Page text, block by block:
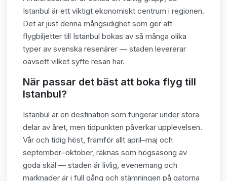
Istanbul är ett viktigt ekonomiskt centrum i regionen.
Det är just denna mångsidighet som gör att
flygbiljetter till Istanbul bokas av så många olika
typer av svenska resenärer — staden levererar
oavsett vilket syfte resan har.
När passar det bäst att boka flyg till
Istanbul?
Istanbul är en destination som fungerar under stora
delar av året, men tidpunkten påverkar upplevelsen.
Vår och tidig höst, framför allt april–maj och
september–oktober, räknas som högsäsong av
goda skäl — staden är livlig, evenemang och
marknader är i full gång och stämningen på gatorna